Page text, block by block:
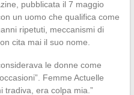
pubblicata il 7 maggio
un uomo che qualifica come
ripetuti, meccanismi di
cita mai il suo nome.
le donne come
Femme Actuelle
tradiva, era colpa mia.”